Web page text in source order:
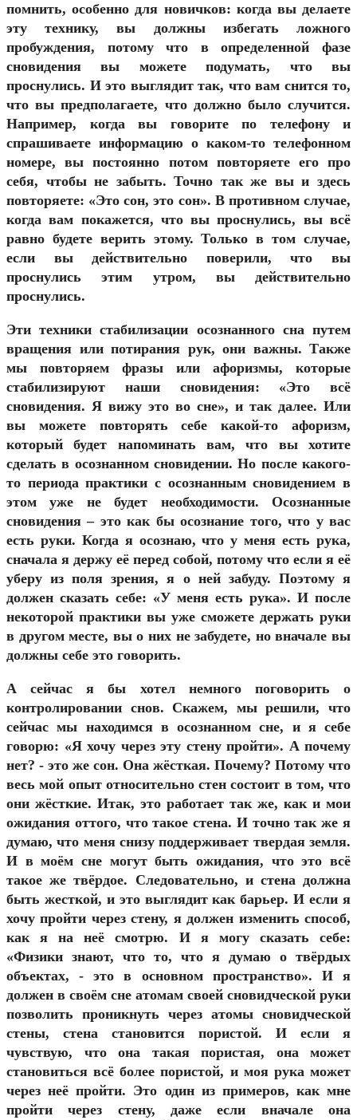
помнить, особенно для новичков: когда вы делаете
эту технику, вы должны избегать ложного
пробуждения, потому что в определенной фазе
сновидения вы можете подумать, что вы
проснулись. И это выглядит так, что вам снится то,
что вы предполагаете, что должно было случится.
Например, когда вы говорите по телефону и
спрашиваете информацию о каком-то телефонном
номере, вы постоянно потом повторяете его про
себя, чтобы не забыть. Точно так же вы и здесь
повторяете: «Это сон, это сон». В противном случае,
когда вам покажется, что вы проснулись, вы всё
равно будете верить этому. Только в том случае,
если вы действительно поверили, что вы
проснулись этим утром, вы действительно
проснулись.
Эти техники стабилизации осознанного сна путем
вращения или потирания рук, они важны. Также
мы повторяем фразы или афоризмы, которые
стабилизируют наши сновидения: «Это всё
сновидения. Я вижу это во сне», и так далее. Или
вы можете повторять себе какой-то афоризм,
который будет напоминать вам, что вы хотите
сделать в осознанном сновидении. Но после какого-
то периода практики с осознанным сновидением в
этом уже не будет необходимости. Осознанные
сновидения – это как бы осознание того, что у вас
есть руки. Когда я осознаю, что у меня есть рука,
сначала я держу её перед собой, потому что если я её
уберу из поля зрения, я о ней забуду. Поэтому я
должен сказать себе: «У меня есть рука». И после
некоторой практики вы уже сможете держать руки
в другом месте, вы о них не забудете, но вначале вы
должны себе это говорить.
А сейчас я бы хотел немного поговорить о
контролировании снов. Скажем, мы решили, что
сейчас мы находимся в осознанном сне, и я себе
говорю: «Я хочу через эту стену пройти». А почему
нет? - это же сон. Она жёсткая. Почему? Потому что
весь мой опыт относительно стен состоит в том, что
они жёсткие. Итак, это работает так же, как и мои
ожидания оттого, что такое стена. И точно так же я
думаю, что меня снизу поддерживает твердая земля.
И в моём сне могут быть ожидания, что это всё
такое же твёрдое. Следовательно, и стена должна
быть жесткой, и это выглядит как барьер. И если я
хочу пройти через стену, я должен изменить способ,
как я на неё смотрю. И я могу сказать себе:
«Физики знают, что то, что я думаю о твёрдых
объектах, - это в основном пространство». И я
должен в своём сне атомам своей сновидческой руки
позволить проникнуть через атомы сновидческой
стены, стена становится пористой. И если я
чувствую, что она такая пористая, она может
становиться всё более пористой, и моя рука может
через неё пройти. Это один из примеров, как мне
пройти через стену, даже если вначале она